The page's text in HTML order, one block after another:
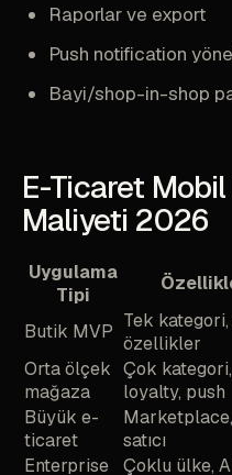
Raporlar ve export
Push notification
Bayi/shop-in-shop
E-Ticaret
Maliyeti 2026
Uygulama
Tipi
Butik MVP Tek
özellikler
Orta ölçek
mağaza
Çok kategori,
loyalty, push
Büyük e-
ticaret
satıcı
Enterprise
Çoklu ülke,